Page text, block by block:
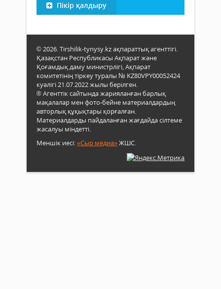
Пікір қалдыру
© 2026. Tirshilik-tynysy.kz ақпараттық агенттігі.
Қазақстан Республикасы Ақпарат және
Қоғамдық даму министрлігі, Ақпарат
комитетінің тіркеу туралы № KZ80VPY00052424
куәлігі 21.07.2022 жылы берілген.
® Агенттік сайтында жарияланған барлық
мақалалар мен фото-бейне материалдардың
авторлық құқықтары қорғалған.
Материалдарды пайдаланған жағдайда сілтеме
жасалуы міндетті.
Меншік иесі:«Сыр медиа»ЖШС.